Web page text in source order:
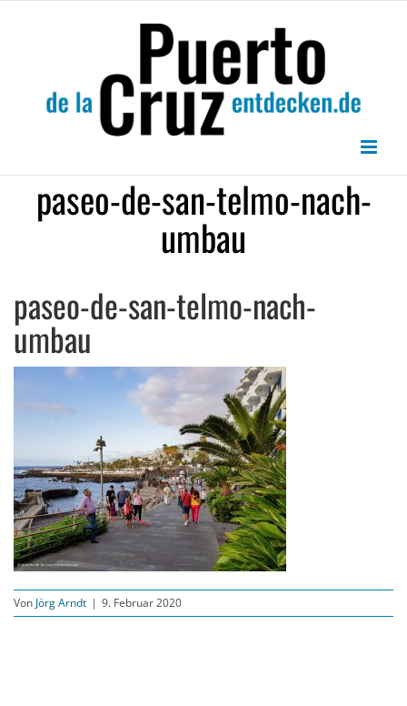
paseo-de-san-telmo-nach-
umbau
paseo-de-san-telmo-nach-
umbau
Von Jörg Arndt | 9. Februar 2020